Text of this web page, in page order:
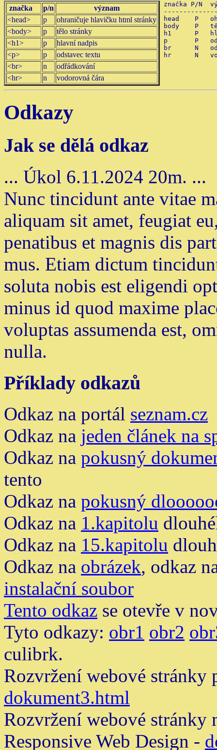
značka p/n
význam
<head>
p
ohraničuje hlavičku html stránky
<body>
p
tělo stránky
<h1>
p
hlavní nadpis
<p>
p
odstavec textu
<br>
n
odřádkování
<hr>
n vodorovná čára
značka P/N
head    P
body    P
h1      P
p       P
br      N
Odkazy
Jak se dělá odkaz
... Úkol 6.11.2024 20m. ...
Nunc tincidunt ante vitae
aliquam sit amet, feugiat
penatibus et magnis dis
mus. Etiam dictum
soluta nobis est eligendi
minus id quod maxime
voluptas assumenda est,
nulla.
Příklady odkazů
Odkaz na portál seznam.cz
Odkaz na jeden článek na
Odkaz na pokusný
tento
Odkaz na pokusný
Odkaz na 1.kapitolu
Odkaz na 15.kapitolu
Odkaz na obrázek, odkaz
instalační soubor
Tento odkaz se otevře v
Tyto odkazy: obr1 obr2
culibrk.
Rozvržení webové
dokument3.html
Rozvržení webové
Responsive Web Design -